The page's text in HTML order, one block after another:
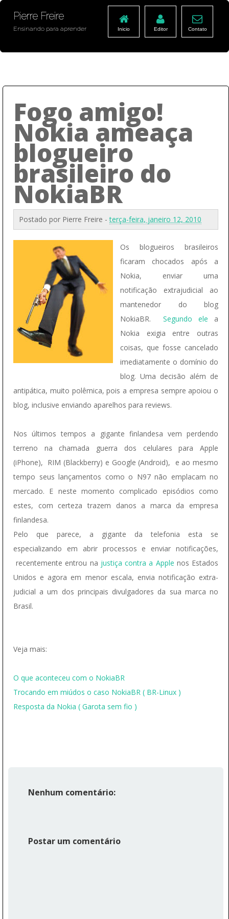
Pierre Freire
Ensinando para aprender Inicio Editor Contato
Fogo amigo!
Nokia ameaça
blogueiro
brasileiro do
NokiaBR
Postado por Pierre Freire -terça-feira, janeiro 12, 2010
Os blogueiros brasileiros
ficaram chocados após a
Nokia, enviar uma
notificação extrajudicial ao
mantenedor do blog
NokiaBR. Segundo ele a
Nokia exigia entre outras
coisas, que fosse cancelado
imediatamente o domínio do
blog. Uma decisão além de
antipática, muito polêmica, pois a empresa sempre apoiou o
blog, inclusive enviando aparelhos para reviews.
Nos últimos tempos a gigante finlandesa vem perdendo
terreno na chamada guerra dos celulares para Apple
(iPhone), RIM (Blackberry) e Google (Android), e ao mesmo
tempo seus lançamentos como o N97 não emplacam no
mercado. E neste momento complicado episódios como
estes, com certeza trazem danos a marca da empresa
finlandesa.
Pelo que parece, a gigante da telefonia esta se
especializando em abrir processos e enviar notificações,
recentemente entrou na justiça contra a Apple nos Estados
Unidos e agora em menor escala, envia notificação extra-
judicial a um dos principais divulgadores da sua marca no
Brasil.
Veja mais:
O que aconteceu com o NokiaBR
Trocando em miúdos o caso NokiaBR ( BR-Linux )
Resposta da Nokia ( Garota sem fio )
Nenhum comentário:
Postar um comentário